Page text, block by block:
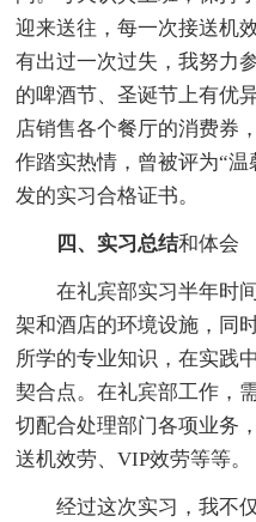
迎来送往，每一次接送机
有出过一次过失，我努力
的啤酒节、圣诞节上有优
店销售各个餐厅的消费券
作踏实热情，曾被评为“
发的实习合格证书。
四、实习总结和体会
在礼宾部实习半年时间
架和酒店的环境设施，同
所学的专业知识，在实践
契合点。在礼宾部工作，
切配合处理部门各项业务
送机效劳、VIP效劳等等。
经过这次实习，我不仅